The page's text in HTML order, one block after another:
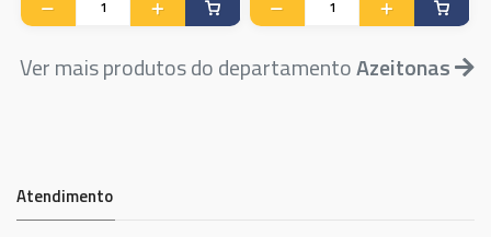
Ver mais produtos do departamentoAzeitonas
Atendimento